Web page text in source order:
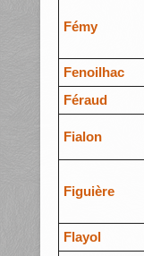
Fémy
Fenoilhac
Féraud
Fialon
Figuière
Flayol